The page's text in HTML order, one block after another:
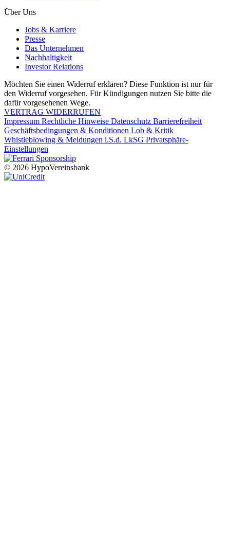
Über Uns
Jobs & Karriere
Presse
Das Unternehmen
Nachhaltigkeit
Investor Relations
Möchten Sie einen Widerruf erklären? Diese Funktion ist nur für
den Widerruf vorgesehen. Für Kündigungen nutzen Sie bitte die
dafür vorgesehenen Wege.
VERTRAG WIDERRUFEN
Impressum Rechtliche Hinweise Datenschutz Barrierefreiheit
Geschäftsbedingungen & Konditionen Lob & Kritik
Whistleblowing & Meldungen i.S.d. LkSG Privatsphäre-
Einstellungen
© 2026 HypoVereinsbank